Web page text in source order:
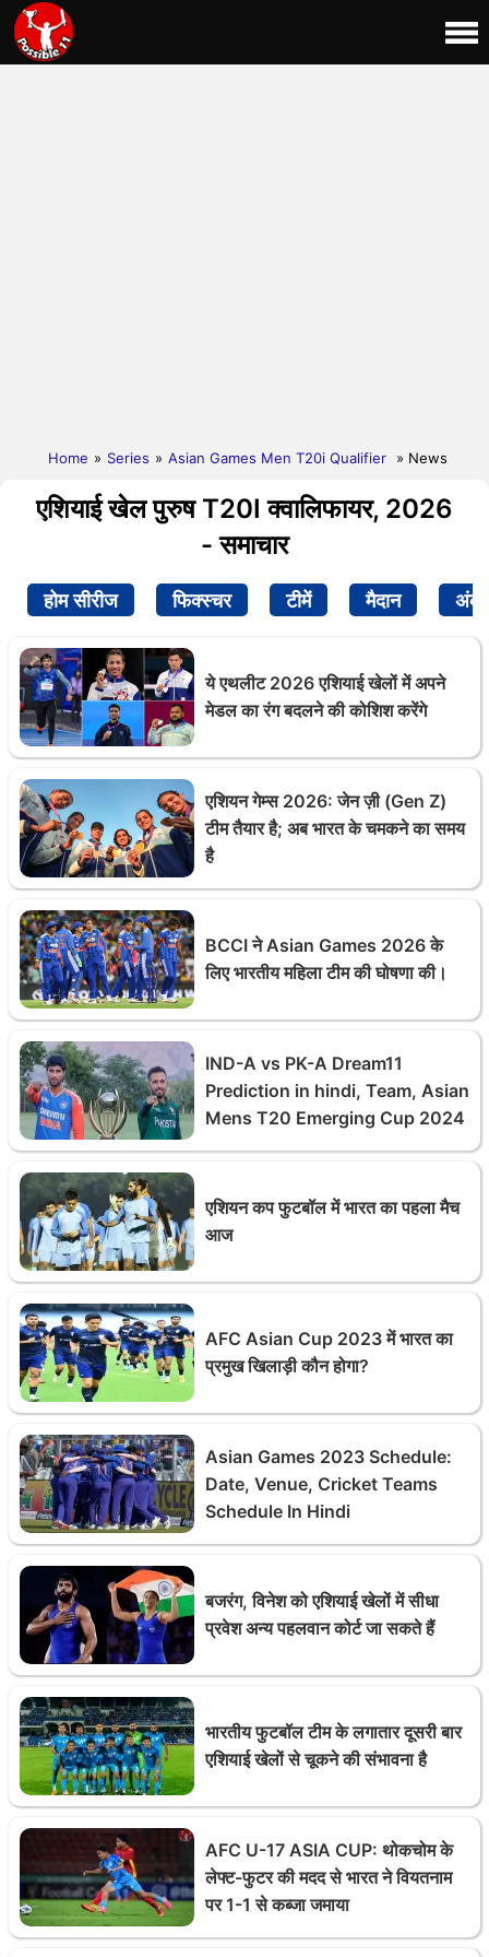
Home » Series » Asian Games Men T20i Qualifier » News
एशियाई खेल पुरुष T20I क्वालिफायर, 2026
- समाचार
होम सीरीज फिक्स्चर टीमें मैदान अंक
ये एथलीट 2026 एशियाई खेलों में अपने
मेडल का रंग बदलने की कोशिश करेंगे
एशियन गेम्स 2026: जेन ज़ी (Gen Z)
टीम तैयार है; अब भारत के चमकने का समय
है
BCCI ने Asian Games 2026 के
लिए भारतीय महिला टीम की घोषणा की।
IND-A vs PK-A Dream11
Prediction in hindi, Team, Asian
Mens T20 Emerging Cup 2024
एशियन कप फुटबॉल में भारत का पहला मैच
आज
AFC Asian Cup 2023 में भारत का
प्रमुख खिलाड़ी कौन होगा?
Asian Games 2023 Schedule:
Date, Venue, Cricket Teams
Schedule In Hindi
बजरंग, विनेश को एशियाई खेलों में सीधा
प्रवेश अन्य पहलवान कोर्ट जा सकते हैं
भारतीय फुटबॉल टीम के लगातार दूसरी बार
एशियाई खेलों से चूकने की संभावना है
AFC U-17 ASIA CUP: थोकचोम के
लेफ्ट-फुटर की मदद से भारत ने वियतनाम
पर 1-1 से कब्जा जमाया